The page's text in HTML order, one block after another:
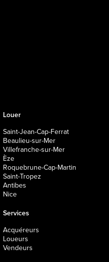
Louer
Saint-Jean-Cap-Ferrat
Beaulieu-sur-Mer
Villefranche-sur-Mer
Èze
Roquebrune-Cap-Martin
Saint-Tropez
Antibes
Nice
Services
Acquéreurs
Loueurs
Vendeurs